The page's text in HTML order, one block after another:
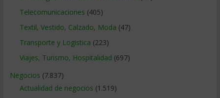
Telecomunicaciones (405)
Textil, Vestido, Calzado, Moda (47)
Transporte y Logistica (223)
Viajes, Turismo, Hospitalidad (697)
Negocios (7.837)
Actualidad de negocios (1.519)